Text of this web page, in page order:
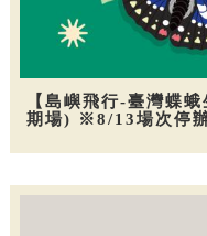
【島嶼飛行-臺灣蝶
期場) ※8/13場次停